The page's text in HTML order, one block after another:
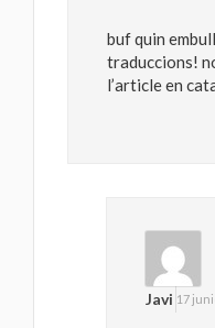
buf quin
traduccions!
l’article en
Javi 17